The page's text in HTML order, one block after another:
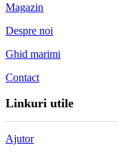
Magazin
Despre noi
Ghid marimi
Contact
Linkuri utile
Ajutor